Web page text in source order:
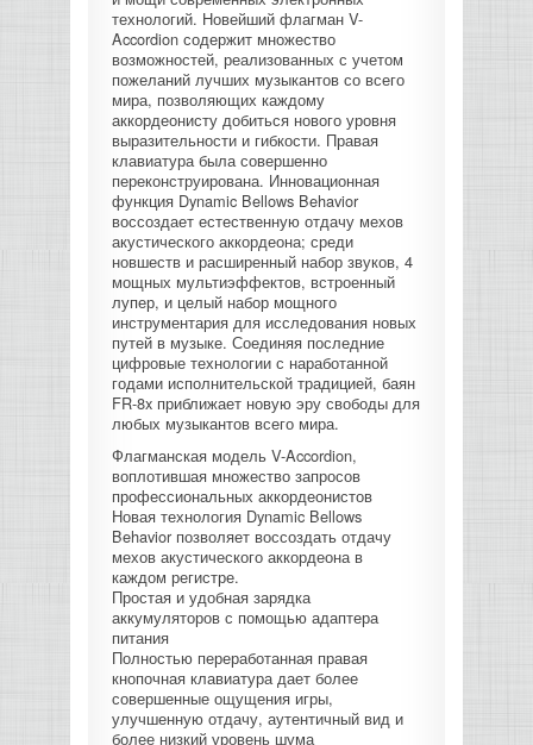
РЕКОРДЕРЫ
САБВУФЕРЫ АКТИВНЫЕ
КОМПЛЕКТУЮЩИЕ ДЛЯ
АКУСТИЧЕСКИХ СИСТЕМ
КОНТРОЛЛЕРЫ АС И КРОССОВЕРЫ
НАУШНИКИ
ОПЛАТА
КОНТАКТЫ
технологий. Новейший флагман V-
Accordion содержит множество
возможностей, реализованных с учетом
пожеланий лучших музыкантов со всего
мира, позволяющих каждому
аккордеонисту добиться нового уровня
выразительности и гибкости. Правая
клавиатура была совершенно
переконструирована. Инновационная
функция Dynamic Bellows Behavior
воссоздает естественную отдачу мехов
акустического аккордеона; среди
новшеств и расширенный набор звуков, 4
мощных мультиэффектов, встроенный
лупер, и целый набор мощного
инструментария для исследования новых
путей в музыке. Соединяя последние
цифровые технологии с наработанной
годами исполнительской традицией, баян
FR-8x приближает новую эру свободы для
любых музыкантов всего мира.
Флагманская модель V-Accordion,
воплотившая множество запросов
профессиональных аккордеонистов
Новая технология Dynamic Bellows
Behavior позволяет воссоздать отдачу
мехов акустического аккордеона в
каждом регистре.
Простая и удобная зарядка
аккумуляторов с помощью адаптера
питания
Полностью переработанная правая
кнопочная клавиатура дает более
совершенные ощущения игры,
улучшенную отдачу, аутентичный вид и
более низкий уровень шума